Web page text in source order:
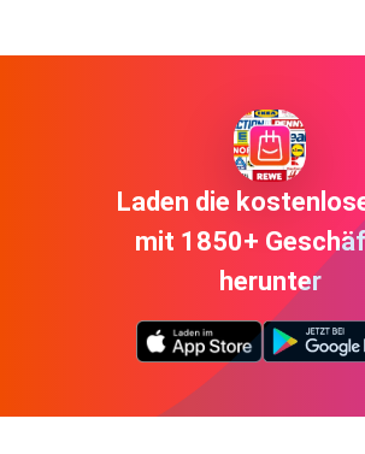
Laden die
mit 1850+
herunter